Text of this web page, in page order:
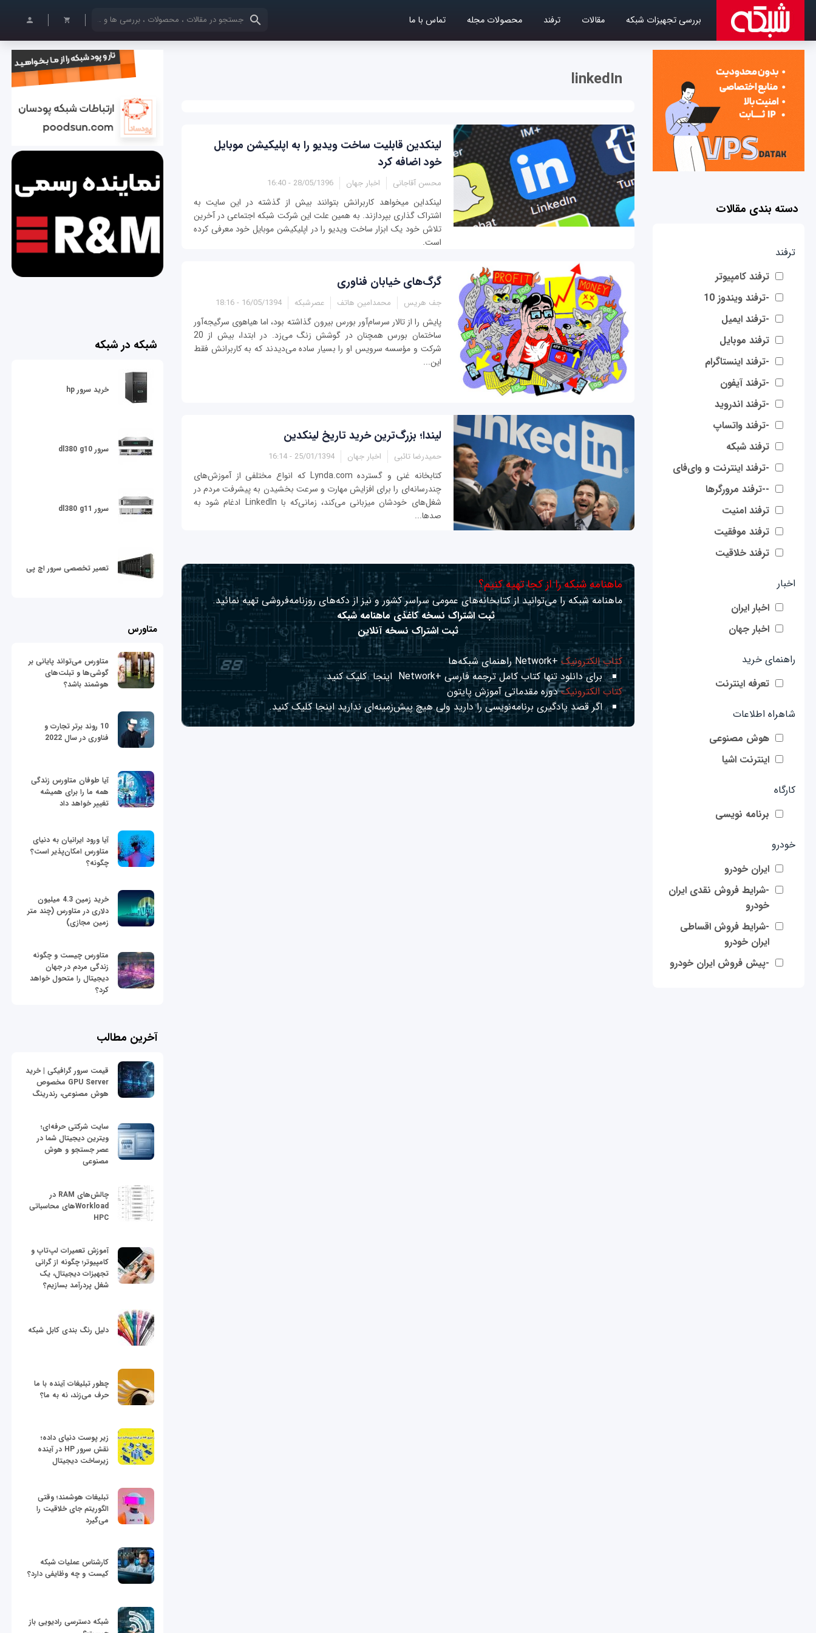
بررسی تجهیزات شبکه مقالات ترفند محصولات مجله تماس با ما کلمات کلیدی خود را وارد کنید
دسته بندی مقالات
ترفند
ترفند کامپیوتر
-ترفند ویندوز 10
-ترفند ایمیل
ترفند موبایل
-ترفند اینستاگرام
-ترفند آیفون
-ترفند اندروید
-ترفند واتساپ
ترفند شبکه
-ترفند اینترنت و وای‌فای
--ترفند مرورگرها
ترفند امنیت
ترفند موفقیت
ترفند خلاقیت
اخبار
اخبار ایران
اخبار جهان
راهنمای خرید
تعرفه اینترنت
شاهراه اطلاعات
هوش مصنوعی
اینترنت اشیا
کارگاه
برنامه نویسی
خودرو
ایران خودرو
-شرایط فروش نقدی ایران
خودرو
-شرایط فروش اقساطی
ایران خودرو
-پیش فروش ایران خودرو
linkedIn
لینکدین قابلیت ساخت ویدیو را به اپلیکیشن موبایل
خود اضافه کرد
محسن آقاجانی اخبار جهان 28/05/1396 - 16:40
لینکداین می‎خواهد کاربرانش بتوانند بیش از گذشته در این سایت به
اشتراک گذاری بپردازند. به همین علت این شرکت شبکه اجتماعی در آخرین
تلاش خود یک ابزار ساخت ویدیو را در اپلیکیشن موبایل خود معرفی کرده
است.
گرگ‌های خیابان فناوری
جف هریس محمدامین هاتف عصرشبکه 16/05/1394 - 18:16
پایش را از تالار سرسام‌آور بورس بیرون گذاشته بود، اما هیاهوی سرگیجه‌آور
ساختمان بورس همچنان در گوشش زنگ می‌زد. در ابتدا،‌ بیش از 20
شرکت و مؤسسه سرویس او را بسیار ساده می‌دیدند که به کاربرانش فقط
این...
لیندا؛ بزرگ‌ترین خرید تاریخ لینکدین
حمیدرضا تائبی اخبار جهان 25/01/1394 - 16:14
کتابخانه غنی و گسترده Lynda.com که انواع مختلفی از آموزش‌های
چندرسانه‌ای را برای افزایش مهارت و سرعت بخشیدن به پیشرفت مردم در
شغل‌های خودشان میزبانی می‌کند، زمانی‌که با LinkedIn ادغام شود به
صدها...
ماهنامه شبکه را از کجا تهیه کنیم؟
ماهنامه شبکه را می‌توانید از کتابخانه‌های عمومی سراسر کشور و نیز از دکه‌های روزنامه‌فروشی تهیه نمائید.
ثبت اشتراک نسخه کاغذی ماهنامه شبکه
ثبت اشتراک نسخه آنلاین
کتاب الکترونیک +Network راهنمای شبکه‌ها
برای دانلود تنها کتاب کامل ترجمه فارسی +Network
اینجا کلیک کنید.
کتاب الکترونیکدوره مقدماتی آموزش پایتون
اگر قصد یادگیری برنامه‌نویسی را دارید ولی هیچ پیش‌زمینه‌ای نداریداینجا کلیک کنید.
شبکه در شبکه
خرید سرور hp
سرور dl380 g10
سرور dl380 g11
تعمیر تخصصی سرور اچ پی
متاورس
متاورس می‌تواند پایانی بر
گوشی‌ها و تبلت‌های
هوشمند باشد؟
10 روند برتر تجارت و
فناوری در سال 2022
آیا طوفان متاورس زندگی
همه ما را برای همیشه
تغییر خواهد داد
آیا ورود ایرانیان به دنیای
متاورس امکان‌پذیر است؟
چگونه؟
خرید زمین 4.3 میلیون
دلاری در متاورس (چند متر
زمین مجازی)
متاورس چیست و چگونه
زندگی مردم در جهان
دیجیتال را متحول خواهد
کرد؟
آخرین مطالب
قیمت سرور گرافیکی | خرید
GPU Server مخصوص
هوش مصنوعی، رندرینگ
سایت شرکتی حرفه‌ای؛
ویترین دیجیتال شما در
عصر جستجو و هوش
مصنوعی
چالش‌های RAM در
Workloadهای محاسباتی
HPC
آموزش تعمیرات لپ‌تاپ و
کامپیوتر؛ چگونه از گرانی
تجهیزات دیجیتال، یک
شغل پردرآمد بسازیم؟
دلیل رنگ بندی کابل شبکه
چطور تبلیغات آینده با ما
حرف می‌زند، نه به ما؟
زیر پوست دنیای داده؛
نقش سرور HP در آینده
زیرساخت دیجیتال
تبلیغات هوشمند؛ وقتی
الگوریتم جای خلاقیت را
می‌گیرد
کارشناس عملیات شبکه
کیست و چه وظایفی دارد؟
شبکه دسترسی رادیویی باز